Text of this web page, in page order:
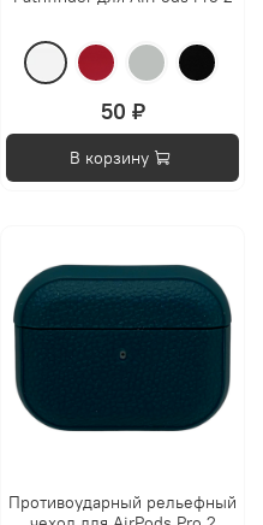
50 ₽
В корзину
Противоударный рельефный